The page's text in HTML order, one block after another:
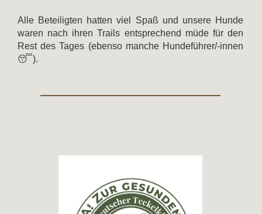
Alle Beteiligten hatten viel Spaß und unsere Hunde
waren nach ihren Trails entsprechend müde für den
Rest des Tages (ebenso manche Hundeführer/-innen
😴).